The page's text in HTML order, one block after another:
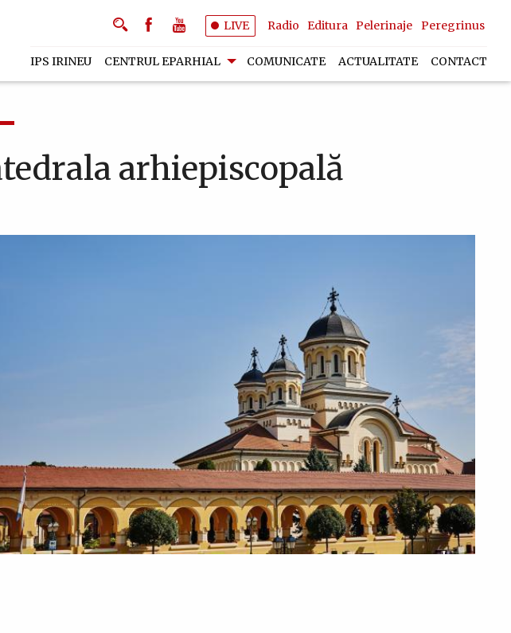
LIVE Radio Editura Pelerinaje Peregrinus
IPS IRINEU CENTRUL EPARHIAL COMUNICATE ACTUALITATE CONTACT
arhiepiscopală